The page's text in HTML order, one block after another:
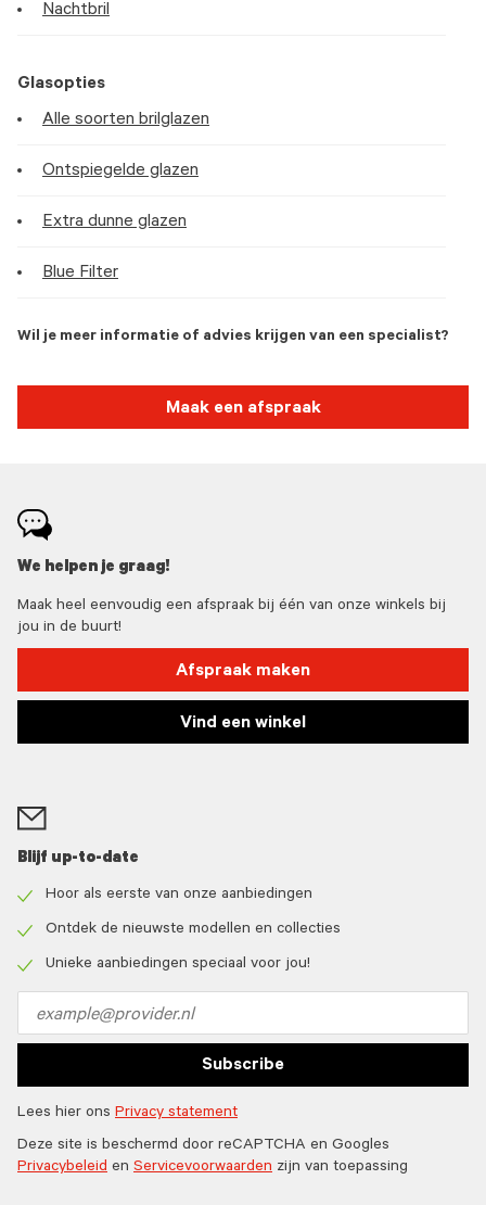
Nachtbril
Glasopties
Alle soorten brilglazen
Ontspiegelde glazen
Extra dunne glazen
Blue Filter
Wil je meer informatie of advies krijgen van een specialist?
Maak een afspraak
We helpen je graag!
Maak heel eenvoudig een afspraak bij één van onze winkels bij
jou in de buurt!
Afspraak maken
Vind een winkel
Blijf up-to-date
icon
Hoor als eerste van onze aanbiedingen
icon
Ontdek de nieuwste modellen en collecties
Unieke aanbiedingen speciaal voor jou!
address
Subscribe
Lees hier ons Privacy statement
Deze site is beschermd door reCAPTCHA en Googles
Privacybeleid en Servicevoorwaarden zijn van toepassing